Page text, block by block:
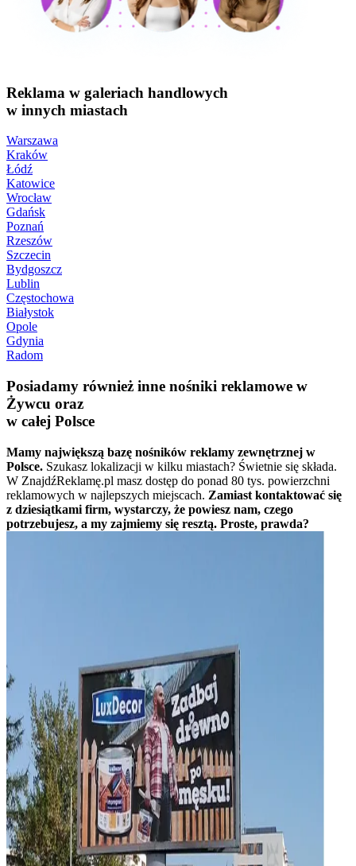
Reklama w galeriach handlowych
w innych miastach
Warszawa
Kraków
Łódź
Katowice
Wrocław
Gdańsk
Poznań
Rzeszów
Szczecin
Bydgoszcz
Lublin
Częstochowa
Białystok
Opole
Gdynia
Radom
Posiadamy również inne nośniki reklamowe w
Żywcu oraz
w całej Polsce
Mamy największą bazę nośników reklamy zewnętrznej w
Polsce. Szukasz lokalizacji w kilku miastach? Świetnie się składa.
W ZnajdźReklamę.pl masz dostęp do ponad 80 tys. powierzchni
reklamowych w najlepszych miejscach. Zamiast kontaktować się
z dziesiątkami firm, wystarczy, że powiesz nam, czego
potrzebujesz, a my zajmiemy się resztą. Proste, prawda?